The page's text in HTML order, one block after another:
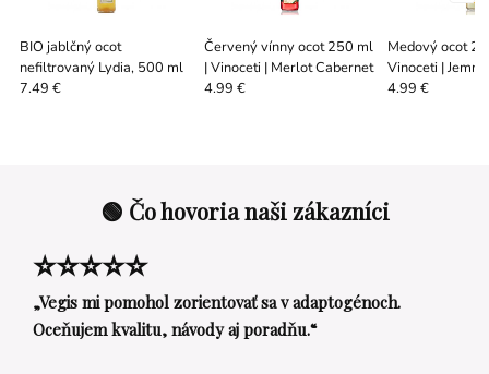
BIO jablčný ocot
nefiltrovaný Lydia, 500 ml
7.49 €
Červený vínny ocot 250 ml
| Vinoceti | Merlot Cabernet
4.99 €
Medový ocot
Vinoceti |
ocot
4.99 €
🟢 Čo hovoria naši zákazníci
⭐⭐⭐⭐⭐
„Vegis mi pomohol zorientovať sa v adaptogénoch.
Oceňujem kvalitu, návody aj poradňu.“